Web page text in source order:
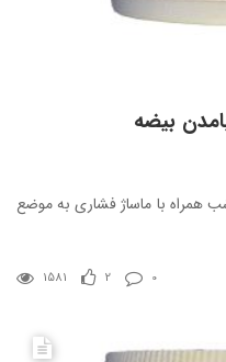
بیضه
(به طور مداوم و به مدت 40 شب همراه با ماساژ فشاری به موضع
1581 2 0